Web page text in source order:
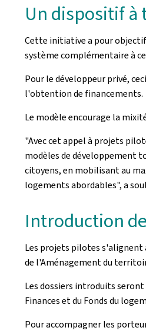
Un dispositif
Cette initiative a pour
système complémentaire à
Pour le développeur privé,
l'obtention de financements.
Le modèle encourage la
"Avec cet appel à projets
modèles de développement
citoyens, en mobilisant au
logements abordables", a
Introduction
Les projets pilotes s'alignent
de l'Aménagement du
Les dossiers introduits
Finances et du Fonds du
Pour accompagner les